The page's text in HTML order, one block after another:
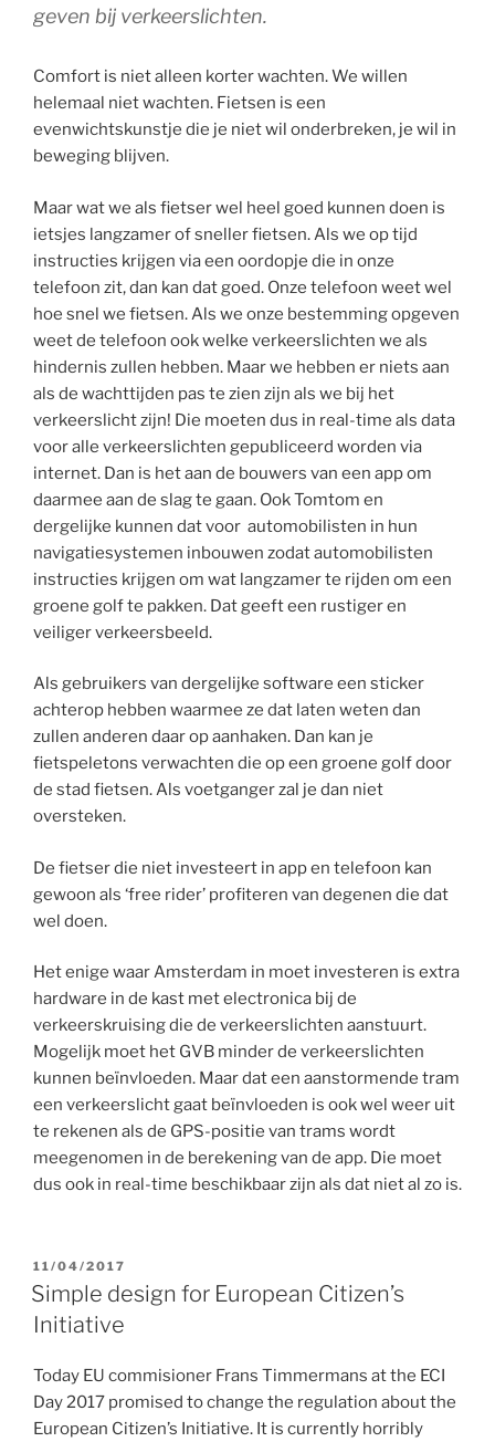
geven bij verkeerslichten.
Comfort is niet alleen korter wachten. We willen
helemaal niet wachten. Fietsen is een
evenwichtskunstje die je niet wil onderbreken, je wil in
beweging blijven.
Maar wat we als fietser wel heel goed kunnen doen is
ietsjes langzamer of sneller fietsen. Als we op tijd
instructies krijgen via een oordopje die in onze
telefoon zit, dan kan dat goed. Onze telefoon weet wel
hoe snel we fietsen. Als we onze bestemming opgeven
weet de telefoon ook welke verkeerslichten we als
hindernis zullen hebben. Maar we hebben er niets aan
als de wachttijden pas te zien zijn als we bij het
verkeerslicht zijn! Die moeten dus in real-time als data
voor alle verkeerslichten gepubliceerd worden via
internet. Dan is het aan de bouwers van een app om
daarmee aan de slag te gaan. Ook Tomtom en
dergelijke kunnen dat voor automobilisten in hun
navigatiesystemen inbouwen zodat automobilisten
instructies krijgen om wat langzamer te rijden om een
groene golf te pakken. Dat geeft een rustiger en
veiliger verkeersbeeld.
Als gebruikers van dergelijke software een sticker
achterop hebben waarmee ze dat laten weten dan
zullen anderen daar op aanhaken. Dan kan je
fietspeletons verwachten die op een groene golf door
de stad fietsen. Als voetganger zal je dan niet
oversteken.
De fietser die niet investeert in app en telefoon kan
gewoon als ‘free rider’ profiteren van degenen die dat
wel doen.
Het enige waar Amsterdam in moet investeren is extra
hardware in de kast met electronica bij de
verkeerskruising die de verkeerslichten aanstuurt.
Mogelijk moet het GVB minder de verkeerslichten
kunnen beïnvloeden. Maar dat een aanstormende tram
een verkeerslicht gaat beïnvloeden is ook wel weer uit
te rekenen als de GPS-positie van trams wordt
meegenomen in de berekening van de app. Die moet
dus ook in real-time beschikbaar zijn als dat niet al zo is.
GEPLAATST
OP
11/04/2017
Simple design for European Citizen’s
Initiative
Today EU commisioner Frans Timmermans at the ECI
Day 2017 promised to change the regulation about the
European Citizen’s Initiative. It is currently horribly